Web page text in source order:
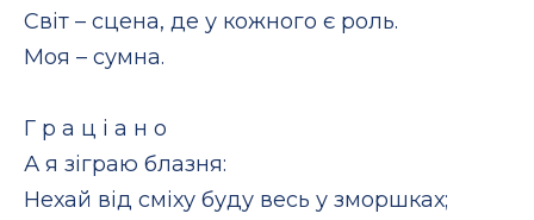
Світ – сцена, де у кожного є роль.
Моя – сумна.
Г р а ц і а н о
А я зіграю блазня:
Нехай від сміху буду весь у зморшках;